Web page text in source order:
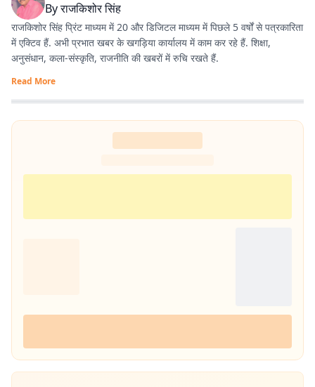
Byराजकिशोर सिंह
राजकिशोर सिंह प्रिंट माध्यम में 20 और डिजिटल माध्यम में पिछले 5 वर्षों से पत्रकारिता
में एक्टिव हैं. अभी प्रभात खबर के खगड़िया कार्यालय में काम कर रहे हैं. शिक्षा,
अनुसंधान, कला-संस्कृति, राजनीति की खबरों में रुचि रखते हैं.
Read More